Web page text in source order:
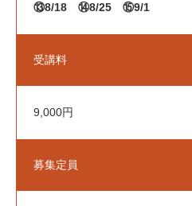
財団管理施設
アクセス
駐車場案内
お問い合せ
⑬8/18 ⑭8/25 ⑮9/1
受講料
9,000円
募集定員